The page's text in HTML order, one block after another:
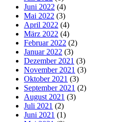
Juni 2022 (4)
Mai 2022 (3)
April 2022 (4)
März 2022 (4)
Februar 2022 (2)
Januar 2022 (3)
Dezember 2021 (3)
November 2021 (3)
Oktober 2021 (3)
September 2021 (2)
August 2021 (3)
Juli 2021 (2)
Juni 2021 (1)